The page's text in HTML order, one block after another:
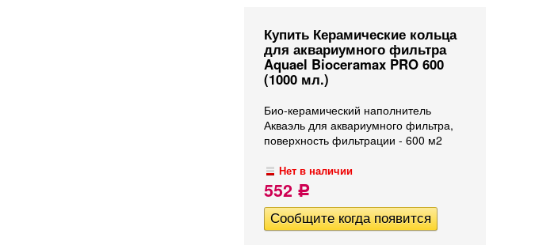
Купить Керамические кольца
для аквариумного фильтра
Aquael Bioceramax PRO 600
(1000 мл.)
Био-керамический наполнитель
Акваэль для аквариумного фильтра,
поверхность фильтрации - 600 м2
Нет в наличии
552 Р